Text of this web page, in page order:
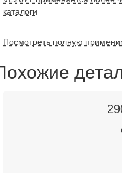
каталоги
Посмотреть полную